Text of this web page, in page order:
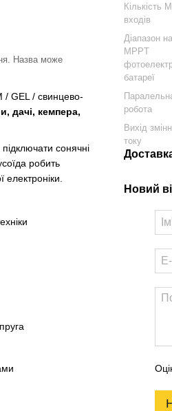
Назва може
/ GEL / свинцево-
дачі, кемпера,
сонячні
робить
електроніки.
Кількість
входів
Діапазон
MPPT
батареї
робота
Вихід
току
Новий